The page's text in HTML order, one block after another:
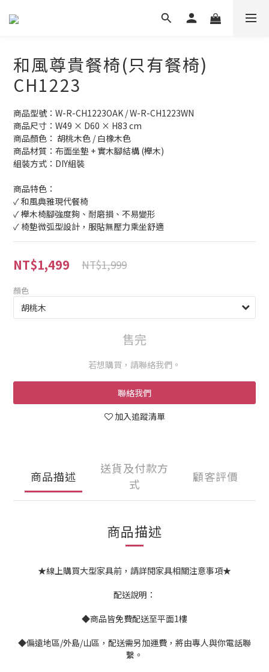
和風尊貴餐椅(只有餐椅)
CH1223
商品型號：W-R-CH1223OAK / W-R-CH1223WN
商品尺寸：W49 × D60 × H83 cm
商品顏色： 胡桃木色 / 白橡木色
商品材質：布面坐墊 + 實木腳結構 (櫸木)
組裝方式：DIY組裝
商品特色：
✓ 和風典雅現代餐椅
✓ 櫸木椅腳強度夠、耐磨損、不易變形
✓ 椅墊微弧型設計，服貼無壓力乘坐舒適
NT$1,499 NT$1,999
顏色
售完
若想購買，請聯絡我們。
聯絡我們
加入追蹤清單
商品描述
送貨及付款方
式
顧客評價
商品描述
★線上購買大型家具前，請詳閱家具相關注意事項★
配送說明：
◆商品皆免費配送至平面1樓
◆偏遠地區/外島/山區，配送需另加運費，將由專人與你電話聯
繫。